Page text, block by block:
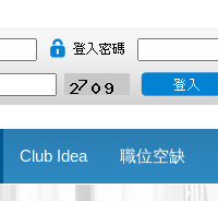
Club Idea 職位空缺